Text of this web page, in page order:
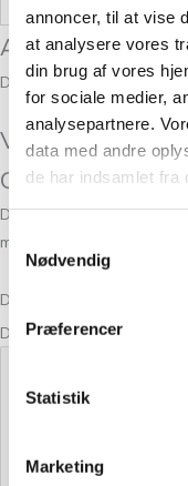
annoncer, til at vise
at analysere vores
din brug af vores
for sociale medier,
analysepartnere.
data med andre
de har indsamlet fra
Samtykkevalg
Nødvendig
Præferencer
Statistik
Marketing
Anmeldelser
Der er endnu ikke nogle
Vær den første
Cashmere
Din e-mailadresse vil ikke
med
Din bedømmelse
Din anmeldelse*